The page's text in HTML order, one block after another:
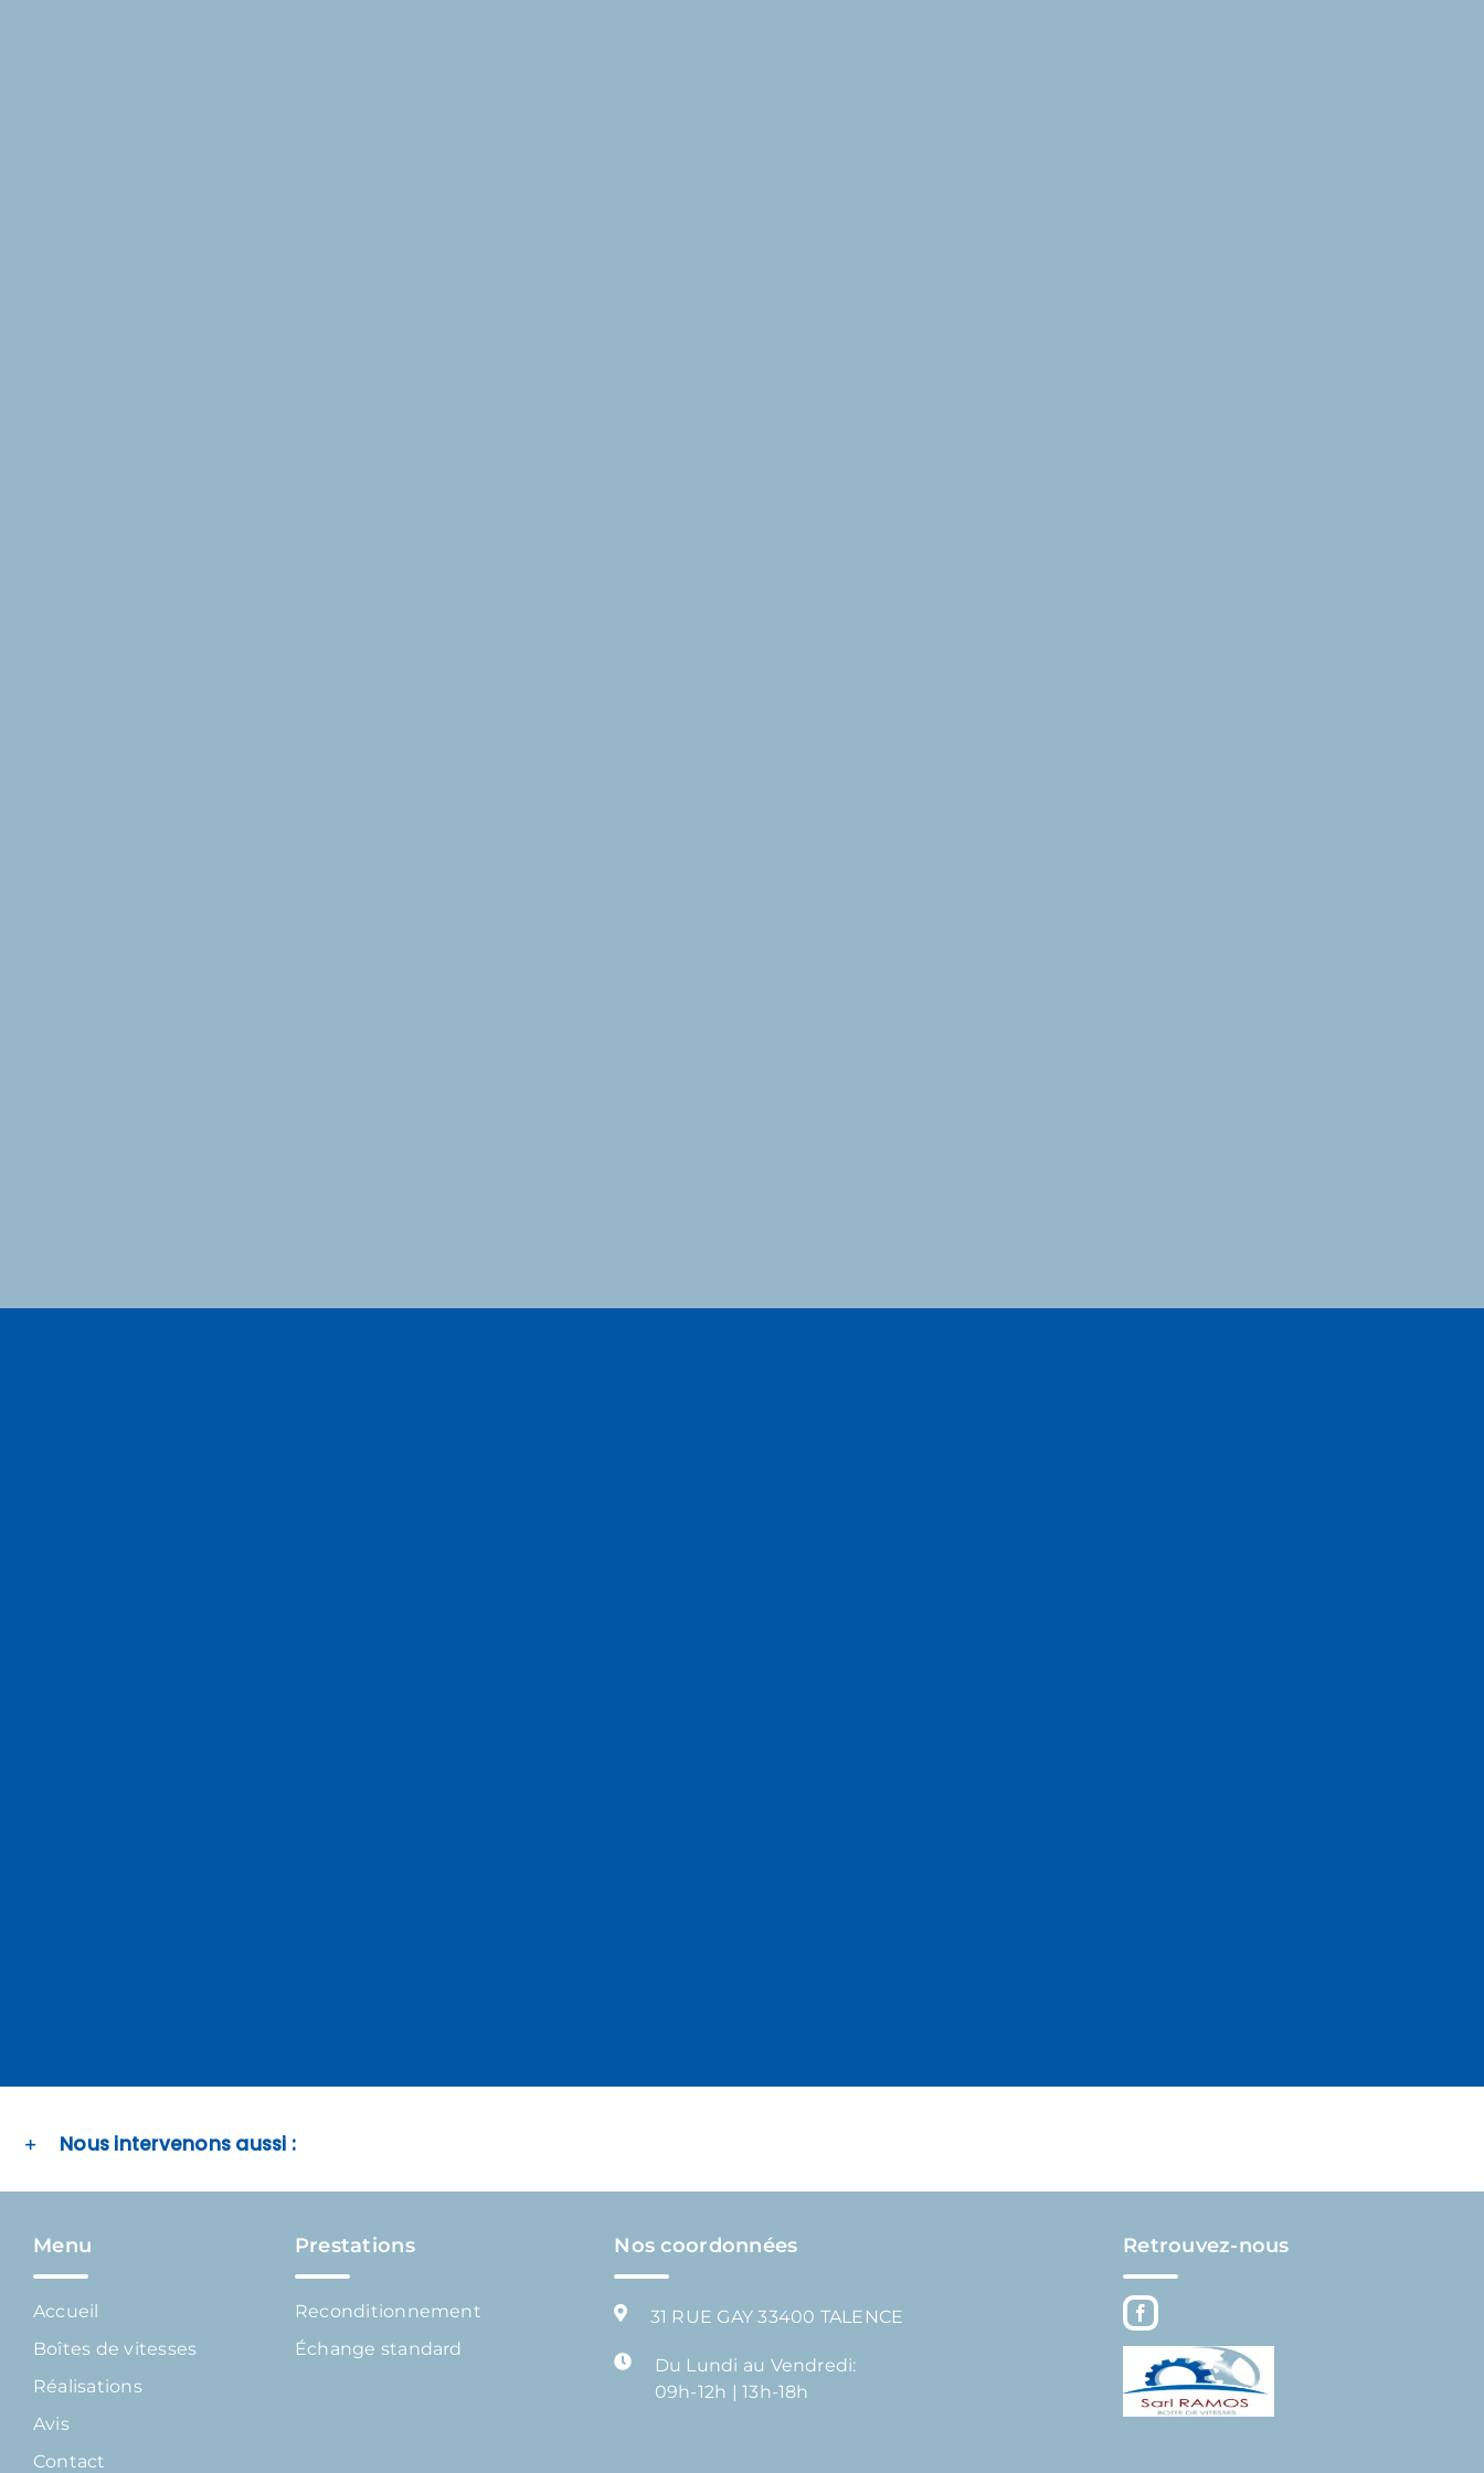
Nous intervenons aussi :
Menu
Accueil
Boîtes de vitesses
Réalisations
Avis
Contact
Prestations
Reconditionnement
Échange standard
Nos coordonnées
31 RUE GAY 33400 TALENCE
Du Lundi au Vendredi:
09h-12h | 13h-18h
Retrouvez-nous